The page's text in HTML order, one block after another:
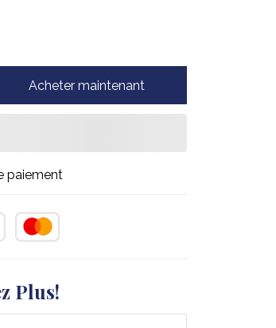
Acheter maintenant
paiement
Plus!